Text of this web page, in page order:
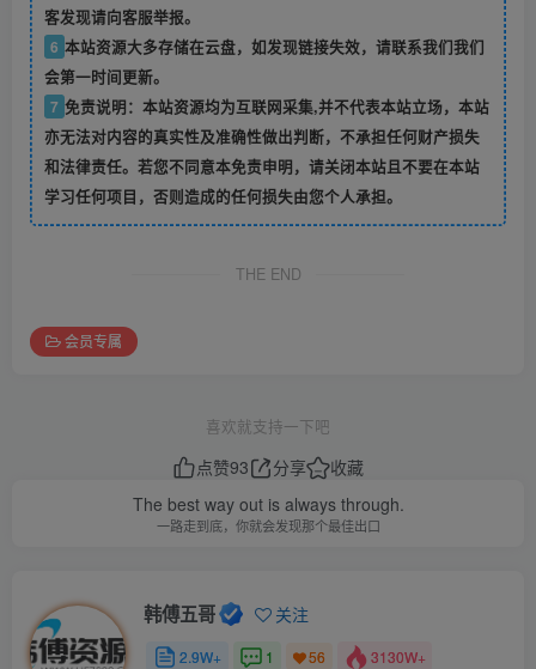
客发现请向客服举报。
6 本站资源大多存储在云盘，如发现链接失效，请联系我们我们
会第一时间更新。
7 免责说明：本站资源均为互联网采集,并不代表本站立场，本站
亦无法对内容的真实性及准确性做出判断，不承担任何财产损失
和法律责任。若您不同意本免责申明，请关闭本站且不要在本站
学习任何项目，否则造成的任何损失由您个人承担。
THE END
会员专属
喜欢就支持一下吧
点赞93 分享
收藏
The best way out is always through.
一路走到底，你就会发现那个最佳出口
韩傅五哥 关注
2.9W+ 1 56 3130W+